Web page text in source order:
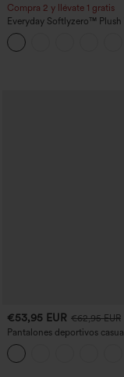
Compra 2 y llévate 1 gratis
Everyday Softlyzero™ Plush
deportivo sin espalda 2 en 1
acampanado -Wannabe -
€53,95 EUR €62,95 EUR
Pantalones deportivos
terry con estampado denim,
estilo jeans y bolsillos